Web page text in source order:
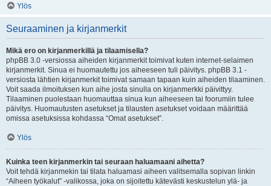
Ylös
Seuraaminen ja kirjanmerkit
Mikä ero on kirjanmerkillä ja tilaamisella?
phpBB 3.0 -versiossa aiheiden kirjanmerkit toimivat kuten internet-selaimen
kirjanmerkit. Sinua ei huomautettu jos aiheeseen tuli päivitys. phpBB 3.1 -
versiosta lähtien kirjanmerkit toimivat samaan tapaan kuin aiheiden tilaaminen.
Voit saada ilmoituksen kun aihe josta sinulla on kirjanmerkki päivittyy.
Tilaaminen puolestaan huomauttaa sinua kun aiheeseen tai foorumiin tulee
päivitys. Huomautusten asetukset ja tilausten asetukset voidaan määrittää
omissa asetuksissa kohdassa “Omat asetukset”.
Ylös
Kuinka teen kirjanmerkin tai seuraan haluamaani aihetta?
Voit tehdä kirjanmekin tai tilata haluamasi aiheen valitsemalla sopivan linkin
“Aiheen työkalut” -valikossa, joka on sijoitettu kätevästi keskustelun ylä- ja